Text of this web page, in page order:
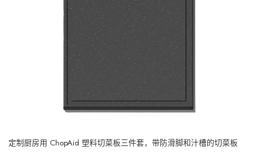
定制厨房用 ChopAid 塑料切菜板三件套，带防滑脚和汁槽的切菜板